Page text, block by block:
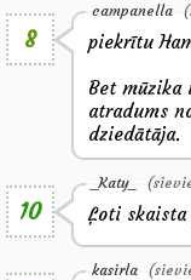
8
campanella
piekrītu
Bet
atradums
dziedātāja.
10
_Katy_
Ļoti
kasirla